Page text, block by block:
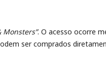
Monsters”. O acesso ocorre
ser comprados